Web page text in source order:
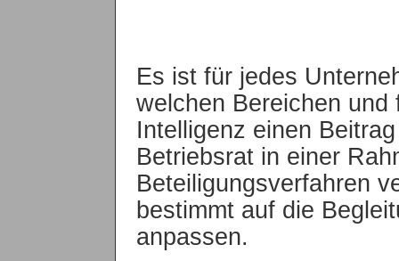
Es ist für jedes
welchen Bereichen
Intelligenz einen
Betriebsrat in einer
Beteiligungsverfahren
bestimmt auf die
anpassen.